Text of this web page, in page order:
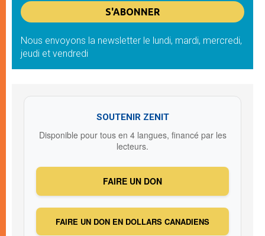
Nous envoyons la newsletter le lundi, mardi, mercredi,
jeudi et vendredi
SOUTENIR ZENIT
Disponible pour tous en 4 langues, financé par les
lecteurs.
FAIRE UN DON
FAIRE UN DON EN DOLLARS CANADIENS